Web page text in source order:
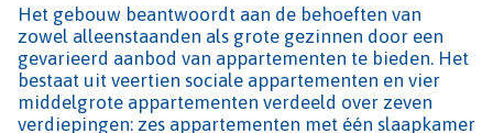
Het gebouw beantwoordt aan de behoeften van
zowel alleenstaanden als grote gezinnen door een
gevarieerd aanbod van appartementen te bieden. Het
bestaat uit veertien sociale appartementen en vier
middelgrote appartementen verdeeld over zeven
verdiepingen: zes appartementen met één slaapkamer